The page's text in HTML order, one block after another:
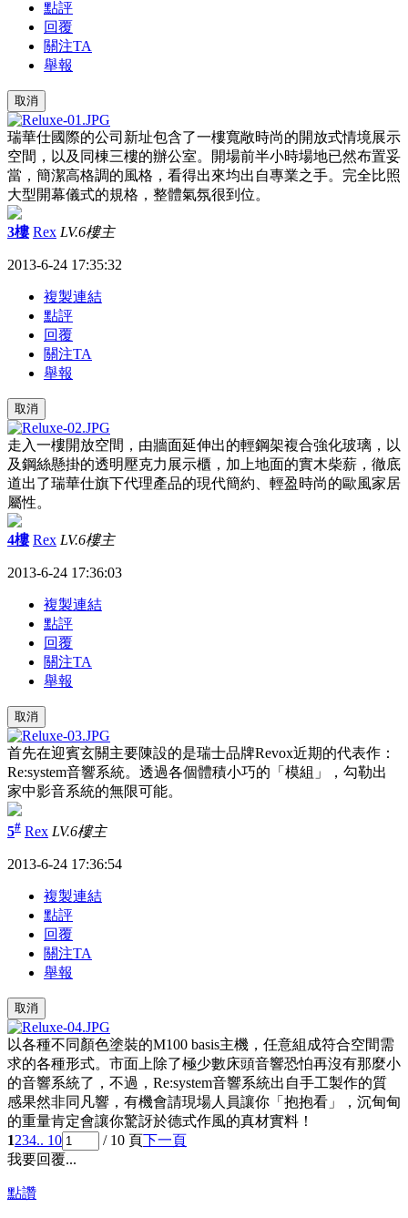
點評
回覆
關注TA
舉報
取消
瑞華仕國際的公司新址包含了一樓寬敞時尚的開放式情境展示
空間，以及同棟三樓的辦公室。開場前半小時場地已然布置妥
當，簡潔高格調的風格，看得出來均出自專業之手。完全比照
大型開幕儀式的規格，整體氣氛很到位。
3樓 Rex LV.6樓主
2013-6-24 17:35:32
複製連結
點評
回覆
關注TA
舉報
取消
走入一樓開放空間，由牆面延伸出的輕鋼架複合強化玻璃，以
及鋼絲懸掛的透明壓克力展示櫃，加上地面的實木柴薪，徹底
道出了瑞華仕旗下代理產品的現代簡約、輕盈時尚的歐風家居
屬性。
4樓 Rex LV.6樓主
2013-6-24 17:36:03
複製連結
點評
回覆
關注TA
舉報
取消
首先在迎賓玄關主要陳設的是瑞士品牌Revox近期的代表作：
Re:system音響系統。透過各個體積小巧的「模組」，勾勒出
家中影音系統的無限可能。
5# Rex LV.6樓主
2013-6-24 17:36:54
複製連結
點評
回覆
關注TA
舉報
取消
以各種不同顏色塗裝的M100 basis主機，任意組成符合空間需
求的各種形式。市面上除了極少數床頭音響恐怕再沒有那麼小
的音響系統了，不過，Re:system音響系統出自手工製作的質
感果然非同凡響，有機會請現場人員讓你「抱抱看」，沉甸甸
的重量肯定會讓你驚訝於德式作風的真材實料！
1234.. 10 / 10 頁下一頁
我要回覆...
點讚